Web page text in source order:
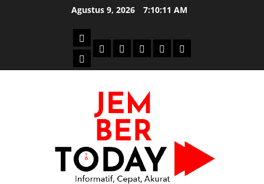
Agustus 9, 2026 7:10:12 AM
Beranda
News
PolitikOtomotifEkonomiSosialtentang